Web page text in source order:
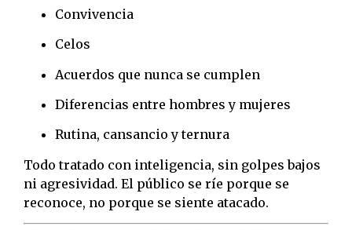
Convivencia
Celos
Acuerdos que nunca se cumplen
Diferencias entre hombres y mujeres
Rutina, cansancio y ternura
Todo tratado con inteligencia, sin golpes bajos
ni agresividad. El público se ríe porque se
reconoce, no porque se siente atacado.